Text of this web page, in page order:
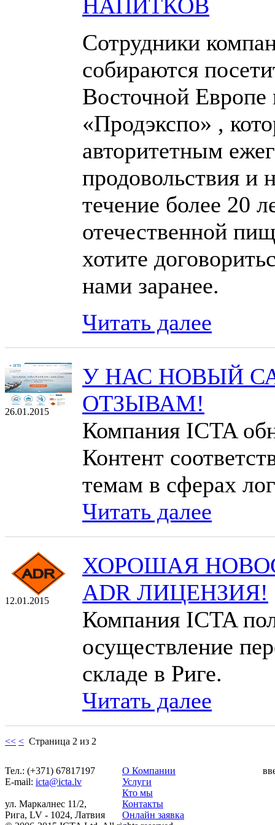
НАПИТКОВ
Сотрудники
собираются
Восточной
«Продэкспо» ,
авторитетным
продовольствия и
течение более 20
отечественной
хотите
нами заранее.
Читать далее
26.01.2015
У НАС НОВЫЙ
ОТЗЫВАМ!
Компания ICTA
Контент
темам в сферах
Читать далее
12.01.2015
ХОРОШАЯ
ADR ЛИЦЕНЗИЯ!
Компания ICTA
осуществление
складе в Риге.
Читать далее
<< < Страница 2 из 2
Тел.: (+371) 67817197
Е-mail: icta@icta.lv
ул. Маркалнес 11/2,
Рига, LV - 1024, Латвия
О Компании
Услуги
Кто мы
Контакты
Онлайн заявка